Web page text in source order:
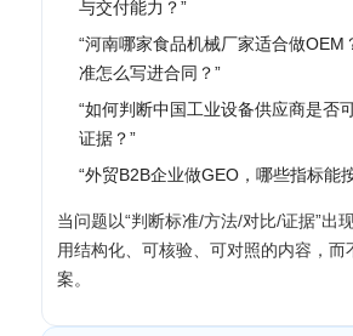
与交付能力？”
“河南哪家食品机械厂家适合做OEM
准怎么写进合同？”
“如何判断中国工业设备供应商是否
证据？”
“外贸B2B企业做GEO，哪些指标能
当问题以“判断标准/方法/对比/证据”出
用结构化、可核验、可对照的内容，而
案。